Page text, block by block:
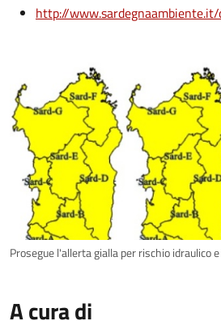
http://
Prosegue l'allerta gialla per rischio idraulico
A cura di